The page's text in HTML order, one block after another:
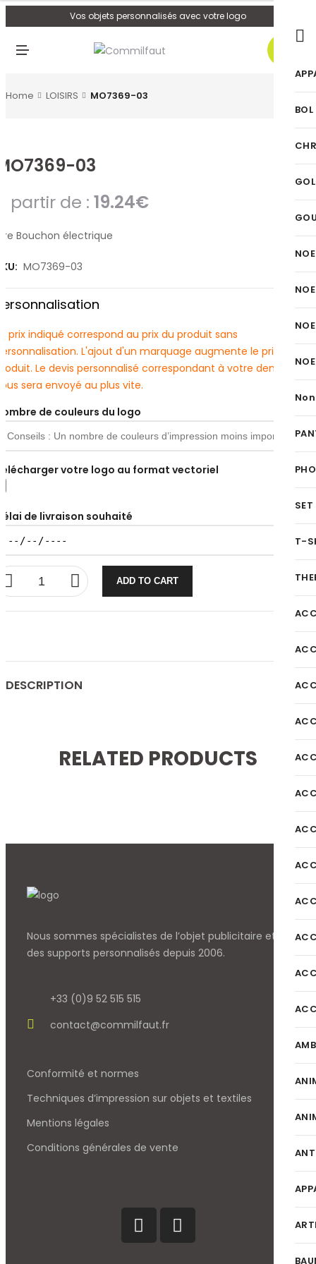
Vos objets personnalisés avec votre logo
U
0
Home LOISIRS MO7369-03
03
partir de : 19.24€
Bouchon électrique
MO7369-03
prix indiqué correspond au prix du produit sans
L'ajout d'un marquage augmente le prix du
Le devis personnalisé correspondant à votre demande
sera envoyé au plus vite.
de couleurs du logo
votre logo au format vectoriel
de livraison souhaité
ADD TO CART
DESCRIPTION
RELATED PRODUCTS
Nous sommes spécialistes de l’objet publicitaire et
des supports personnalisés depuis 2006.
+33 (0)9 52 515 515
contact@commilfaut.fr
Conformité et normes
Techniques d’impression sur objets et textiles
Mentions légales
Conditions générales de vente
BOL
T-